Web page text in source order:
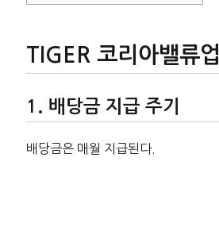
TIGER 코리아밸류업
배당금 지급 주기
배당금은 매월 지급된다.